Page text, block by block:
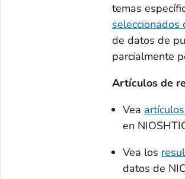
temas
seleccionados
de datos de
parcialmente
Artículos de
Vea
en
Vea los
datos de